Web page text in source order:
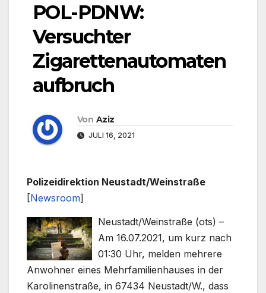
POL-PDNW:
Versuchter
Zigarettenautomaten
aufbruch
Von Aziz
JULI 16, 2021
Polizeidirektion Neustadt/Weinstraße
[Newsroom]
Neustadt/Weinstraße (ots) –
Am 16.07.2021, um kurz nach
01:30 Uhr, melden mehrere
Anwohner eines Mehrfamilienhauses in der
Karolinenstraße, in 67434 Neustadt/W., dass